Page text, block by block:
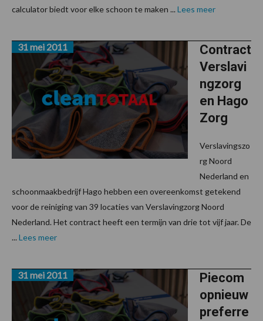
calculator biedt voor elke schoon te maken ...Lees meer
Contract
Verslavi
ngzorg
en Hago
Zorg
31 mei 2011
Verslavingszo
rg Noord
Nederland en
schoonmaakbedrijf Hago hebben een overeenkomst getekend
voor de reiniging van 39 locaties van Verslavingzorg Noord
Nederland. Het contract heeft een termijn van drie tot vijf jaar. De
...Lees meer
Piecom
opnieuw
preferre
31 mei 2011